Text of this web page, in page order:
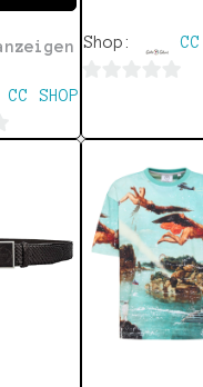
CC SHOP
Shop: